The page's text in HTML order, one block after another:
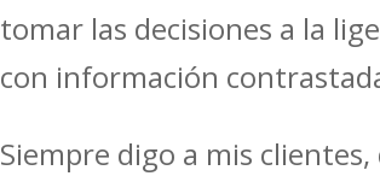
tomar las decisiones a la
con información
Siempre digo a mis